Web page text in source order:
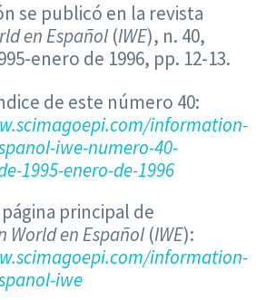
se publicó en la revista
en Español (IWE), n. 40,
enero de 1996, pp. 12-13.
de este número 40:
information-
iwe-numero-40-
1995-enero-de-1996
principal de
World en Español (IWE):
information-
iwe